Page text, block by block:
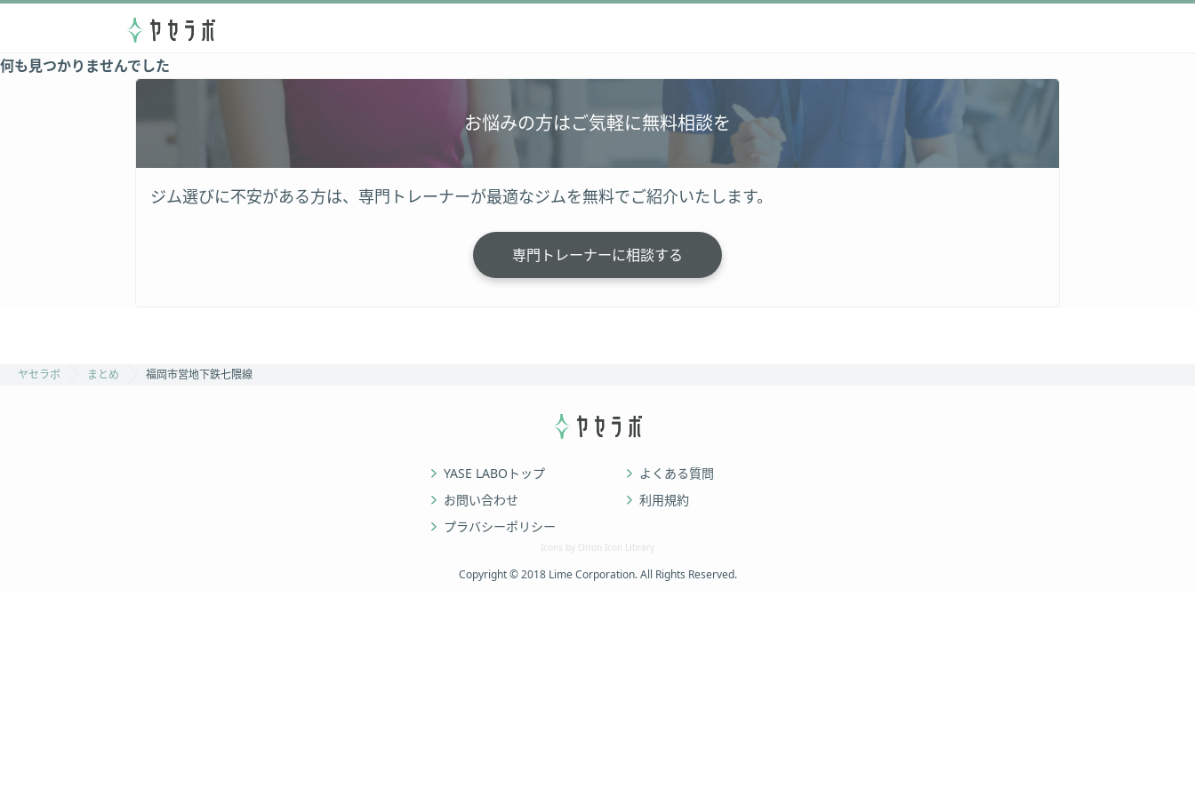
何も見つかりませんでした
お悩みの方はご気軽に無料相談を
ジム選びに不安がある方は、専門トレーナーが最適なジムを無料でご紹介いたします。
専門トレーナーに相談する
ヤセラボ まとめ 福岡市営地下鉄七隈線
YASE LABOトップ
よくある質問
お問い合わせ
利用規約
プラバシーポリシー
Icons by Orion Icon Library
Copyright © 2018 Lime Corporation. All Rights Reserved.